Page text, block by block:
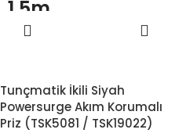
1.5m
Powersurge
Priz (TSK6136)
Yüksek Enerji
Tunçmatik İkili Siyah
Powersurge Akım Korumalı
Priz (TSK5081 / TSK19022)